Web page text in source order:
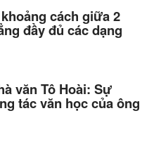
cách giữa 2
đầy đủ các dạng
văn Tô Hoài: Sự
tác văn học của ông